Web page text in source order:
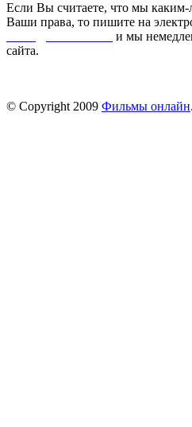
Если Вы считаете, что мы
Ваши права, то пишите на
и мы
сайта.
© Copyright 2009 Фильмы онлайн